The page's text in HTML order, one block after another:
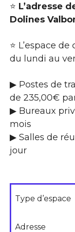
⭐ L’adresse
Dolines
⭐ L’espace
du lundi au
▶ Postes de
de 235,00€
▶ Bureaux
mois
▶ Salles de
jour
Type d’espace
Adresse